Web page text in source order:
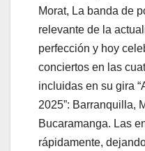
Morat, La banda de
relevante de la
perfección y hoy
conciertos en las
incluidas en su gira
2025”: Barranquilla,
Bucaramanga. Las
rápidamente,